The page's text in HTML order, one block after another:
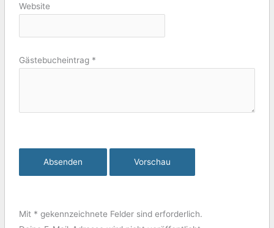
Website
Gästebucheintrag *
Mit * gekennzeichnete Felder sind erforderlich.